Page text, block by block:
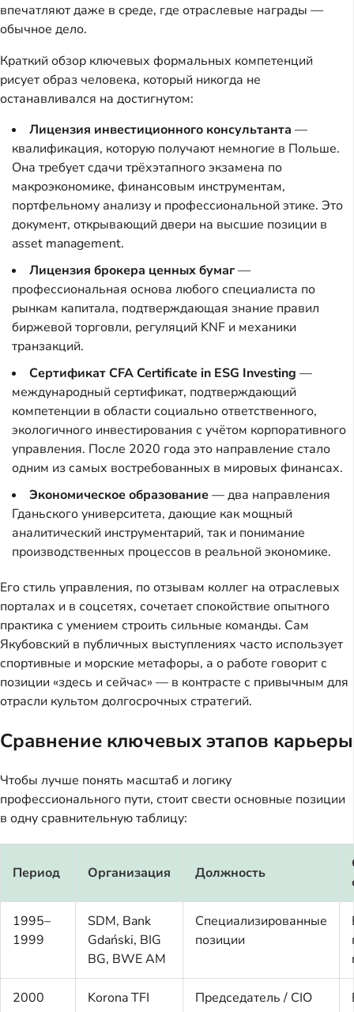
впечатляют даже в среде, где отраслевые награды —
обычное дело.
Краткий обзор ключевых формальных компетенций
рисует образ человека, который никогда не
останавливался на достигнутом:
Лицензия инвестиционного консультанта —
квалификация, которую получают немногие в Польше.
Она требует сдачи трёхэтапного экзамена по
макроэкономике, финансовым инструментам,
портфельному анализу и профессиональной этике. Это
документ, открывающий двери на высшие позиции в
asset management.
Лицензия брокера ценных бумаг—
профессиональная основа любого специалиста по
рынкам капитала, подтверждающая знание правил
биржевой торговли, регуляций KNF и механики
транзакций.
Сертификат CFA Certificate in ESG Investing —
международный сертификат, подтверждающий
компетенции в области социально ответственного,
экологичного инвестирования с учётом корпоративного
управления. После 2020 года это направление стало
одним из самых востребованных в мировых финансах.
Экономическое образование— два направления
Гданьского университета, дающие как мощный
аналитический инструментарий, так и понимание
производственных процессов в реальной экономике.
Его стиль управления, по отзывам коллег на отраслевых
порталах и в соцсетях, сочетает спокойствие опытного
практика с умением строить сильные команды. Сам
Якубовский в публичных выступлениях часто использует
спортивные и морские метафоры, а о работе говорит с
позиции «здесь и сейчас» — в контрасте с привычным для
отрасли культом долгосрочных стратегий.
Сравнение ключевых этапов карьеры
Чтобы лучше понять масштаб и логику
профессионального пути, стоит свести основные позиции
в одну сравнительную таблицу:
Период Организация Должность
1995–
1999
SDM, Bank
Gdański, BIG
BG, BWE AM
Специализированные
позиции
2000 Korona TFI Председатель / CIO